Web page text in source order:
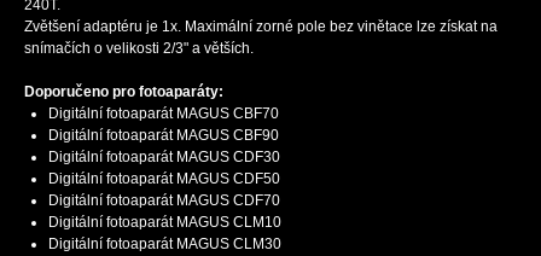
240T.
Zvětšení adaptéru je 1x. Maximální zorné pole bez vinětace lze získat na
snímačích o velikosti 2/3" a větších.
Doporučeno pro fotoaparáty:
Digitální fotoaparát MAGUS CBF70
Digitální fotoaparát MAGUS CBF90
Digitální fotoaparát MAGUS CDF30
Digitální fotoaparát MAGUS CDF50
Digitální fotoaparát MAGUS CDF70
Digitální fotoaparát MAGUS CLM10
Digitální fotoaparát MAGUS CLM30